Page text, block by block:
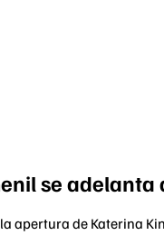
se adelanta
apertura de Katerina